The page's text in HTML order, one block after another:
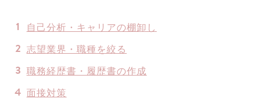
自己分析・キャリアの棚卸し
志望業界・職種を絞る
職務経歴書・履歴書の作成
面接対策